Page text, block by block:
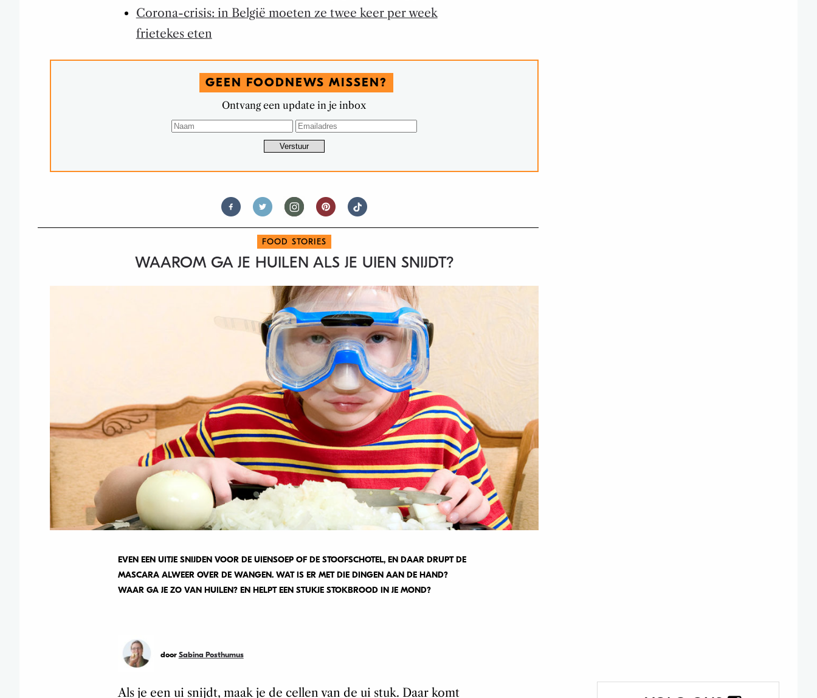
Corona-crisis: in België moeten ze twee keer per week
frietekes eten
GEEN FOODNEWS MISSEN?
Ontvang een update in je inbox
FOOD STORIES
WAAROM GA JE HUILEN ALS JE UIEN SNIJDT?
EVEN EEN UITJE SNIJDEN VOOR DE UIENSOEP OF DE STOOFSCHOTEL, EN DAAR DRUPT DE
MASCARA ALWEER OVER DE WANGEN. WAT IS ER MET DIE DINGEN AAN DE HAND?
WAAR GA JE ZO VAN HUILEN? EN HELPT EEN STUKJE STOKBROOD IN JE MOND?
door Sabina Posthumus
Als je een ui snijdt, maak je de cellen van de ui stuk. Daar komt